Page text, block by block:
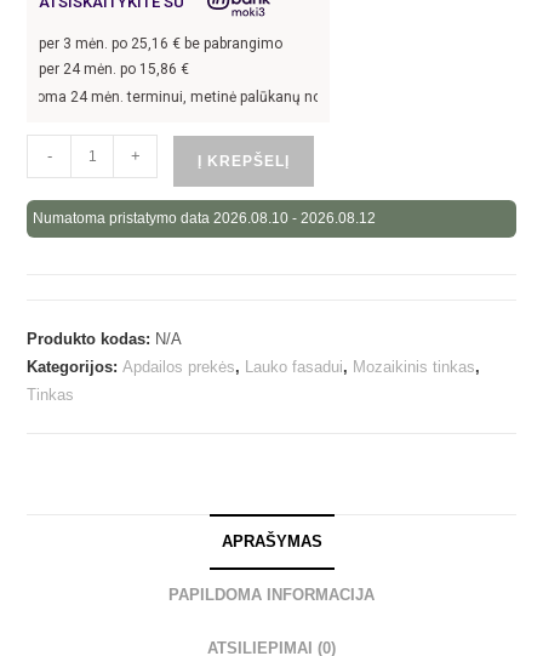
per 3 mėn. po 25,16 € be pabrangimo
per 24 mėn. po 15,86 €
24 mėn. terminui, metinė palūkanų norma –
- + Į KREPŠELĮ
Numatoma pristatymo data 2026.08.10 - 2026.08.12
Produkto kodas: N/A
Kategorijos:Apdailos prekės, Lauko fasadui, Mozaikinis tinkas,
Tinkas
APRAŠYMAS
PAPILDOMA INFORMACIJA
ATSILIEPIMAI (0)